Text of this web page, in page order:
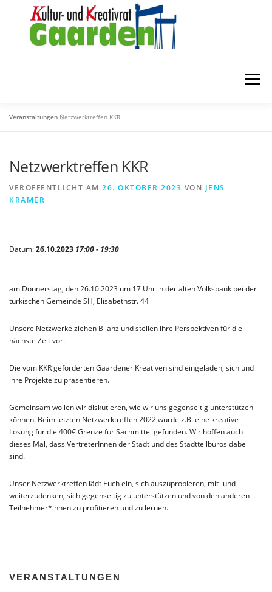
Menü
MITGLIEDER KONTAKT
Veranstaltungen Netzwerktreffen KKR
Netzwerktreffen KKR
VERÖFFENTLICHT AM 26. OKTOBER 2023 VON JENS
KRAMER
Datum:26.10.2023 17:00 - 19:30
am Donnerstag, den 26.10.2023 um 17 Uhr in der alten Volksbank bei der
türkischen Gemeinde SH, Elisabethstr. 44
Unsere Netzwerke ziehen Bilanz und stellen ihre Perspektiven für die
nächste Zeit vor.
Die vom KKR geförderten Gaardener Kreativen sind eingeladen, sich und
ihre Projekte zu präsentieren.
Gemeinsam wollen wir diskutieren, wie wir uns gegenseitig unterstützen
können. Beim letzten Netzwerktreffen 2022 wurde z.B. eine kreative
Lösung für die 400€ Grenze für Sachmittel gefunden. Wir hoffen auch
dieses Mal, dass VertreterInnen der Stadt und des Stadtteilbüros dabei
sind.
Unser Netzwerktreffen lädt Euch ein, sich auszuprobieren, mit- und
weiterzudenken, sich gegenseitig zu unterstützen und von den anderen
Teilnehmer*innen zu profitieren und zu lernen.
VERANSTALTUNGEN